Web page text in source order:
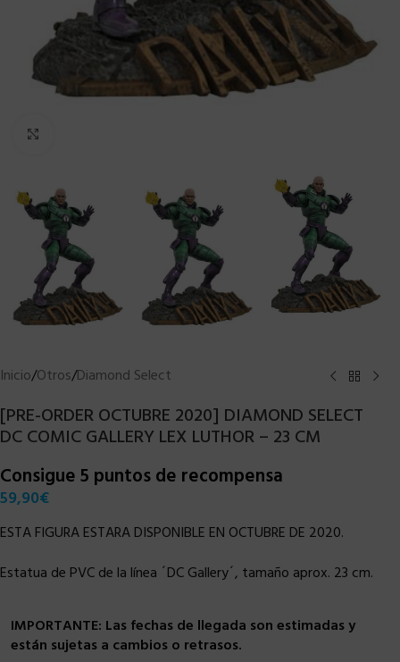
Inicio/Otros/Diamond Select
[PRE-ORDER OCTUBRE 2020] DIAMOND SELECT
DC COMIC GALLERY LEX LUTHOR – 23 CM
Consigue 5 puntos de recompensa
59,90€
ESTA FIGURA ESTARA DISPONIBLE EN OCTUBRE DE 2020.
Estatua de PVC de la línea ´DC Gallery´, tamaño aprox. 23 cm.
IMPORTANTE: Las fechas de llegada son estimadas y
están sujetas a cambios o retrasos.